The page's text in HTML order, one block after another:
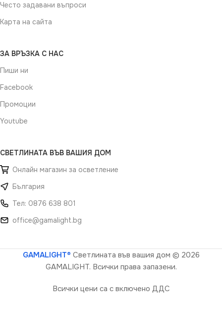
Често задавани въпроси
Карта на сайта
ЗА ВРЪЗКА С НАС
Пиши ни
Facebook
Промоции
Youtube
СВЕТЛИНАТА ВЪВ ВАШИЯ ДОМ
Онлайн магазин за осветление
България
Тел: 0876 638 801
office@gamalight.bg
GAMALIGHT® Светлината във вашия дом © 2026
GAMALIGHT. Всички права запазени.
Всички цени са с включено ДДС